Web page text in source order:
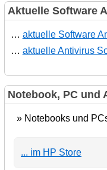
Aktuelle Software
… aktuelle Software
… aktuelle Antivirus
Notebook, PC und
» Notebooks und
... im HP Store